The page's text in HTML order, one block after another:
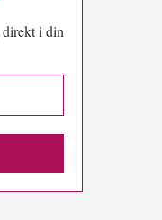
direkt i din